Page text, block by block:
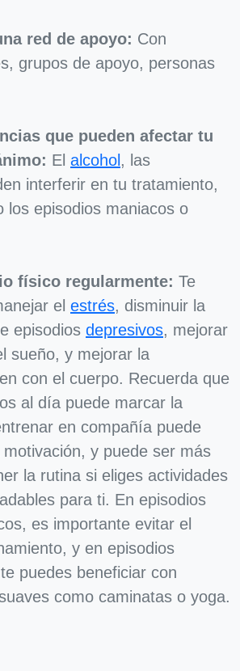
red de apoyo: Con
grupos de apoyo, personas
que pueden afectar tu
El alcohol, las
interferir en tu tratamiento,
los episodios maniacos o
físico regularmente: Te
el estrés, disminuir la
episodios depresivos, mejorar
sueño, y mejorar la
con el cuerpo. Recuerda que
al día puede marcar la
en compañía puede
y puede ser más
la rutina si eliges actividades
para ti. En episodios
es importante evitar el
y en episodios
puedes beneficiar con
como caminatas o yoga.